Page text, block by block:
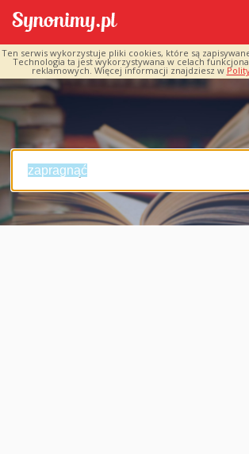
Ten serwis wykorzystuje pliki cookies, które są
Technologia ta jest wykorzystywana w celach
reklamowych. Więcej informacji znajdziesz w